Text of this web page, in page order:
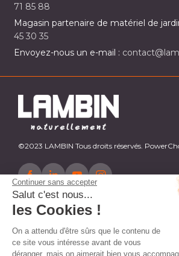
Continuer sans accepter
Salut c'est nous...
les Cookies !
On a attendu d'être sûrs que le contenu de
ce site vous intéresse avant de vous
déranger, mais on aimerait bien vous
71 85 88
Magasin partenaire de matériel de
45 30 35
Envoyez-nous un e-mail :
©2023 LAMBIN Tous droits réservés.